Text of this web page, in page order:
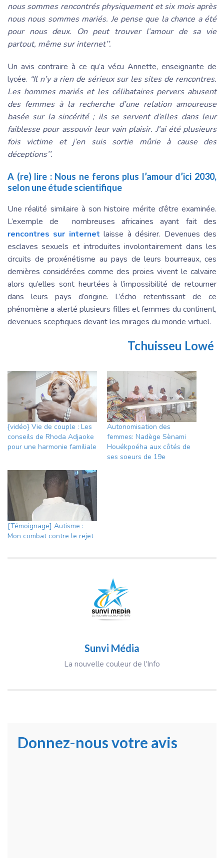
nous sommes rencontrés physiquement et six mois après
nous nous sommes mariés. Je pense que la chance a été
pour nous deux. On peut trouver l’amour de sa vie
partout, même sur internet’’.
Un avis contraire à ce qu’a vécu Annette, enseignante de
lycée. “Il n’y a rien de sérieux sur les sites de rencontres.
Les hommes mariés et les célibataires pervers abusent
des femmes à la recherche d’une relation amoureuse
basée sur la sincérité ; ils se servent d’elles dans leur
faiblesse pour assouvir leur vain plaisir. J’ai été plusieurs
fois victime et j’en suis sortie mûrie à cause des
déceptions’’.
A (re) lire : Nous ne ferons plus l’amour d’ici 2030,
selon une étude scientifique
Une réalité similaire à son histoire mérite d’être examinée.
L’exemple de nombreuses africaines ayant fait des
rencontres sur internet laisse à désirer. Devenues des
esclaves sexuels et introduites involontairement dans les
circuits de proxénétisme au pays de leurs bourreaux, ces
dernières considérées comme des proies vivent le calvaire
alors qu’elles sont heurtées à l’impossibilité de retourner
dans leurs pays d’origine. L’écho retentissant de ce
phénomène a alerté plusieurs filles et femmes du continent,
devenues sceptiques devant les mirages du monde virtuel.
Tchuisseu Lowé
{vidéo} Vie de couple : Les
conseils de Rhoda Adjaoke
pour une harmonie familiale
Autonomisation des
femmes: Nadège Sènami
Houékpoéha aux côtés de
ses soeurs de 19e
[Témoignage] Autisme :
Mon combat contre le rejet
Sunvi Média
La nouvelle couleur de l'Info
Donnez-nous votre avis